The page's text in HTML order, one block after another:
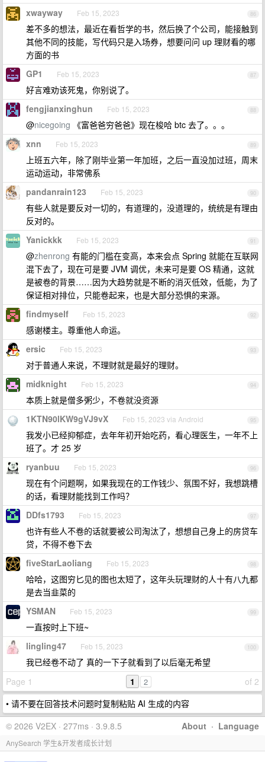
86
xwayway Feb 15, 2023
差不多的想法，最近在看哲学的书，然后换了个公司，能接触到
其他不同的技能，写代码只是入场券，想要问问 up 理财看的哪
方面的书
87
GP1 Feb 15, 2023
好言难劝该死鬼，你别说了。
88
fengjianxinghun Feb 15, 2023
@nicegoing 《富爸爸穷爸爸》现在梭哈 btc 去了。。。
89
xnn Feb 15, 2023
上班五六年，除了刚毕业第一年加班，之后一直没加过班，周末
运动运动，非常佛系
90
pandanrain123 Feb 15, 2023
有些人就是要反对一切的，有道理的，没道理的，统统是有理由
反对的。
91
Yanickkk Feb 15, 2023
@zhenrong 有能的门槛在变高，本来会点 Spring 就能在互联网
混下去了，现在可是要 JVM 调优，未来可是要 OS 精通，这就
是被卷的背景……因为大趋势就是不断的消灭低效，低能，为了
保证相对排位，只能卷起来，也是大部分恐惧的来源。
92
findmyself Feb 15, 2023
感谢楼主。尊重他人命运。
93
ersic Feb 15, 2023
对于普通人来说，不理财就是最好的理财。
94
midknight Feb 15, 2023
本质上就是僧多粥少，不卷就没资源
95
1KTN90lKW9gVJ9vX Feb 15, 2023 via Android
我发小已经抑郁症，去年年初开始吃药，看心理医生，一年不上
班了。才 25 岁
96
ryanbuu Feb 15, 2023
现在有个问题啊，如果我现在的工作钱少、氛围不好，我想跳槽
的话，看理财能找到工作吗？
97
DDfs1793 Feb 15, 2023
也许有些人不卷的话就要被公司淘汰了，想想自己身上的房贷车
贷，不得不卷下去
98
fiveStarLaoliang Feb 15, 2023
哈哈，这图穷匕见的图也太短了，这年头玩理财的人十有八九都
是去当韭菜的
99
YSMAN Feb 15, 2023
一直按时上下班~
100
lingling47 Feb 15, 2023
我已经卷不动了 真的一下子就看到了以后毫无希望
Page 1
of 2
1 2
• 请不要在回答技术问题时复制粘贴 AI 生成的内容
About · Language
© 2026 V2EX · 277ms · 3.9.8.5
AnySearch 学生&开发者成长计划